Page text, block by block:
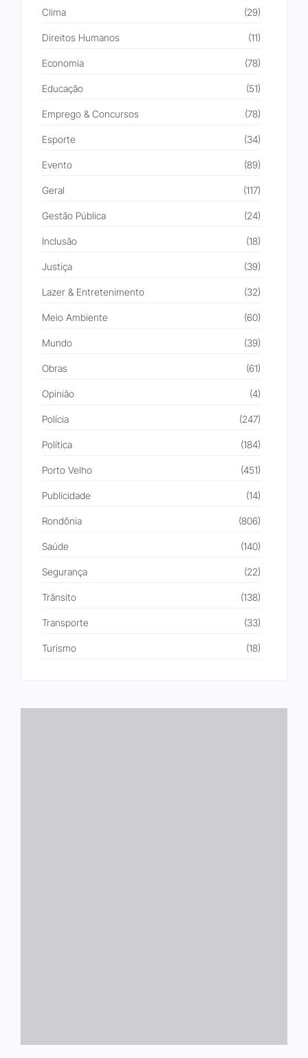
Clima (29)
Direitos Humanos (11)
Economia (78)
Educação (51)
Emprego & Concursos (78)
Esporte (34)
Evento (89)
Geral (117)
Gestão Pública (24)
Inclusão (18)
Justiça (39)
Lazer & Entretenimento (32)
Meio Ambiente (60)
Mundo (39)
Obras (61)
Opinião (4)
Polícia (247)
Política (184)
Porto Velho (451)
Publicidade (14)
Rondônia (806)
Saúde (140)
Segurança (22)
Trânsito (138)
Transporte (33)
Turismo (18)